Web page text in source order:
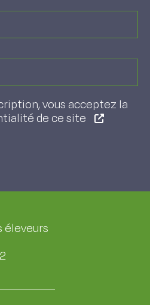
vous acceptez la
de ce site
éleveurs